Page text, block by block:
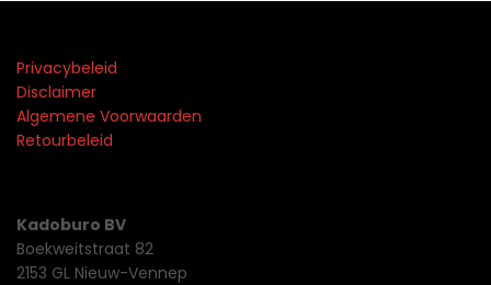
Privacybeleid
Disclaimer
Algemene Voorwaarden
Retourbeleid
Kadoburo BV
Boekweitstraat 82
2153 GL Nieuw-Vennep